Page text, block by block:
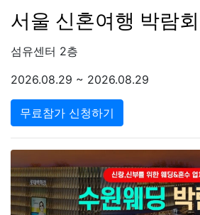
서울 신혼여행 박람회
섬유센터 2층
2026.08.29 ~ 2026.08.29
무료참가 신청하기